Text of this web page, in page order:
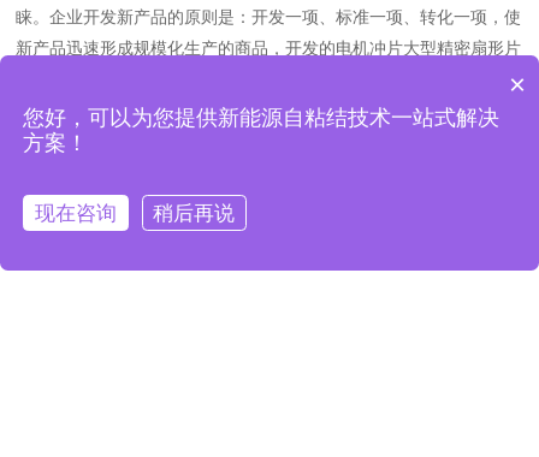
睐。企业开发新产品的原则是：开发一项、标准一项、转化一项，使
新产品迅速形成规模化生产的商品，开发的电机冲片大型精密扇形片
模具、电机冲片大型拼块精密模具和铁芯多工位级进模等复杂、精密
模具，都成功的实现了商品化的转化，迅速形成了规模化生产的商
品。
14、研发、生产设备
企业引进和拥有美国穆尔、瑞士豪泽的精密数控连续轨迹坐标磨
床4台、日本WAIDA光学曲线磨床2台、日本沙迪克和瑞士夏米尔慢
×
您好，可以为您提供新能源自粘结技术一站式解决
方案！
现在咨询 稍后再说